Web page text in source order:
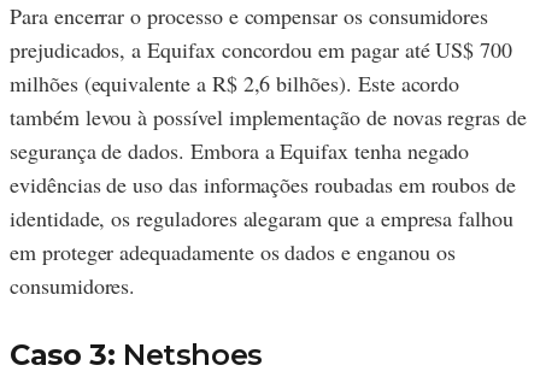
Para encerrar o processo e compensar os consumidores
prejudicados, a Equifax concordou em pagar até US$ 700
milhões (equivalente a R$ 2,6 bilhões). Este acordo
também levou à possível implementação de novas regras de
segurança de dados. Embora a Equifax tenha negado
evidências de uso das informações roubadas em roubos de
identidade, os reguladores alegaram que a empresa falhou
em proteger adequadamente os dados e enganou os
consumidores.
Caso 3: Netshoes